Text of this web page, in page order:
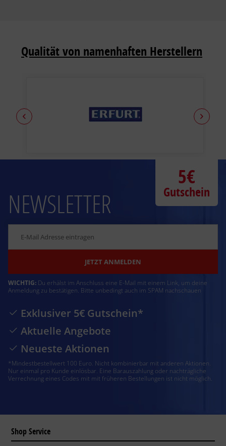
Qualität von namenhaften Herstellern
NEWSLETTER
JETZT ANMELDEN
WICHTIG: Du erhälst im Anschluss eine E-Mail mit einem Link, um deine
Anmeldung zu bestätigen. Bitte unbedingt auch im SPAM nachschauen
Exklusiver 5€ Gutschein*
Aktuelle Angebote
Neueste Aktionen
*Mindestbestellwert 100 Euro. Nicht kombinierbar mit anderen Aktionen.
Nur einmal pro Kunde einlösbar. Eine Barauszahlung oder nachträgliche
Verrechnung eines Codes mit mit früheren Bestellungen ist nicht möglich.
5€
Gutschein
Shop Service